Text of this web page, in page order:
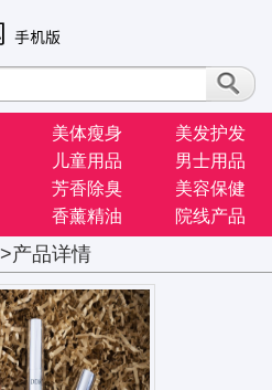
美体瘦身
美发护发
儿童用品
男士用品
芳香除臭
美容保健
香薰精油 院线产品
>产品详情